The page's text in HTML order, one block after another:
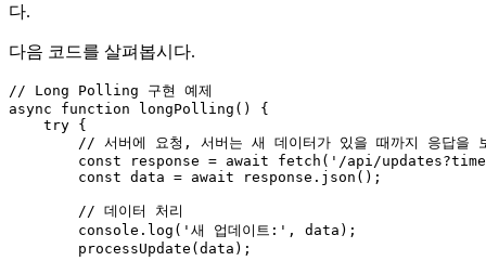
다.
다음 코드를 살펴봅시다.
// Long Polling 구현 예제
async
function longPolling ( ) {
try {
// 서버에 요청, 서버는 새 데이터가 있을 때까지 응답을
const response = await fetch ( '/api/
const data = await response. json ();
// 데이터 처리
console . log ( '새 업데이트:' , data);
processUpdate (data);